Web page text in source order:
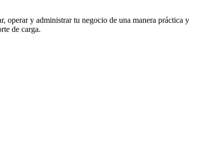
operar y administrar tu negocio de una manera práctica y
de carga.